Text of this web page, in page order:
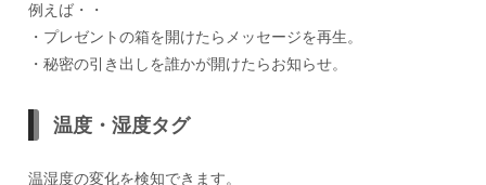
例えば・・
・プレゼントの箱を開けたらメッセージを再生。
・秘密の引き出しを誰かが開けたらお知らせ。
温度・湿度タグ
温湿度の変化を検知できます。